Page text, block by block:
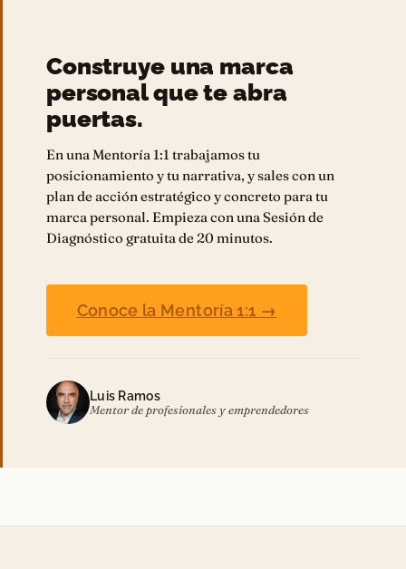
Construye una marca
personal que te abra
puertas.
En una Mentoría 1:1 trabajamos tu
posicionamiento y tu narrativa, y sales con un
plan de acción estratégico y concreto para tu
marca personal. Empieza con una Sesión de
Diagnóstico gratuita de 20 minutos.
Conoce la Mentoría 1:1 →
Luis Ramos
Mentor de profesionales y emprendedores